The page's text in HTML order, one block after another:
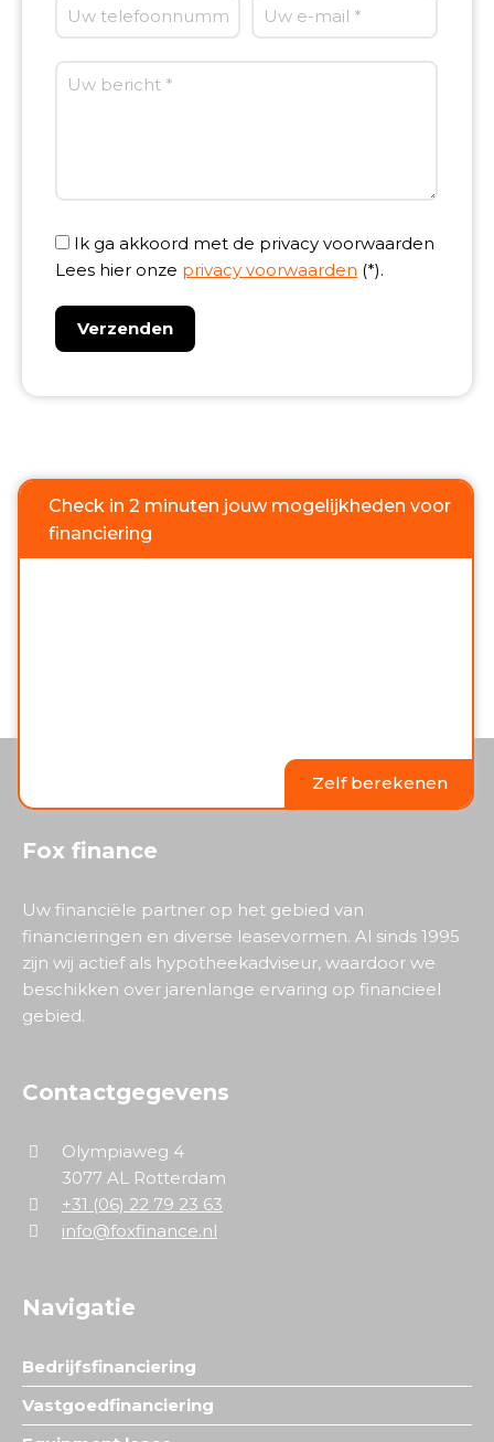
Ik ga akkoord met de privacy voorwaarden
Lees hier onze privacy voorwaarden (*).
Check in 2 minuten jouw mogelijkheden voor
financiering
Zelf berekenen
Fox finance
Uw financiële partner op het gebied van
financieringen en diverse leasevormen. Al sinds 1995
zijn wij actief als hypotheekadviseur, waardoor we
beschikken over jarenlange ervaring op financieel
gebied.
Contactgegevens
Olympiaweg 4
3077 AL Rotterdam
+31 (06) 22 79 23 63
info@foxfinance.nl
Navigatie
Bedrijfsfinanciering
Vastgoedfinanciering